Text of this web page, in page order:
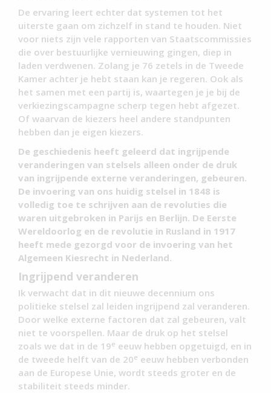
De ervaring leert echter dat systemen tot het
uiterste gaan om zichzelf in stand te houden. Niet
voor niets zijn vele rapporten van Staatscommissies
die over bestuurlijke vernieuwing gingen, diep in
laden verdwenen. Zolang je 76 zetels in de Tweede
Kamer achter je hebt staan kan je regeren. Ook als
het samen met een partij is, waartegen je je bij de
verkiezingscampagne scherp tegen hebt afgezet.
Of waarvan de kiezers heel andere standpunten
hebben dan je eigen kiezers.
De geschiedenis heeft geleerd dat ingrijpende
veranderingen van stelsels alleen onder de druk
van ingrijpende externe veranderingen, gebeuren.
De invoering van ons huidig stelsel in 1848 is
volledig toe te schrijven aan de revoluties die
waren uitgebroken in Parijs en Berlijn. De Eerste
Wereldoorlog en de revolutie in Rusland in 1917
heeft mede gezorgd voor de invoering van het
Algemeen Kiesrecht in Nederland.
Ingrijpend veranderen
Ik verwacht dat in dit nieuwe decennium ons
politieke stelsel zal leiden ingrijpend zal veranderen.
Door welke externe factoren dat zal gebeuren, valt
niet te voorspellen. Maar de druk op het stelsel
zoals we dat in de 19e eeuw hebben opgetuigd, en in
de tweede helft van de 20e eeuw hebben verbonden
aan de Europese Unie, wordt steeds groter en de
stabiliteit steeds minder.